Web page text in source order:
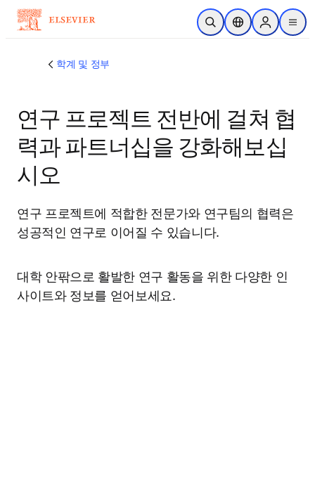
주요 콘텐츠로 건너뛰기
검색 열기위치 선택기Sign in to
menu
학계 및 정부
연구 프로젝트 전반에 걸쳐 협
력과 파트너십을 강화해보십
시오
연구 프로젝트에 적합한 전문가와 연구팀의 협력은
성공적인 연구로 이어질 수 있습니다.
대학 안팎으로 활발한 연구 활동을 위한 다양한 인
사이트와 정보를 얻어보세요.